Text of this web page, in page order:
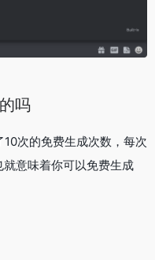
吗
次的免费生成次数，每次
意味着你可以免费生成